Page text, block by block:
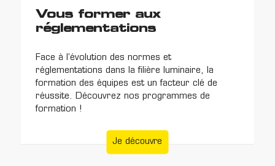
Vous former aux
réglementations
Face à l’évolution des normes et
réglementations dans la filière luminaire, la
formation des équipes est un facteur clé de
réussite. Découvrez nos programmes de
formation !
Je découvre